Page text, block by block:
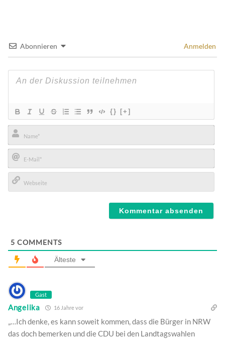
Abonnieren Anmelden
{} [+]
Name*
E-
Mail*
5 COMMENTS
Älteste
Gast
Angelika 16 Jahre vor
„…Ich denke, es kann soweit kommen, dass die Bürger in NRW
das doch bemerken und die CDU bei den Landtagswahlen